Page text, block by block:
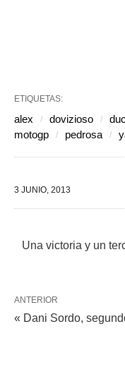
ETIQUETAS:
alex dovizioso
motogp
pedrosa
3 JUNIO, 2013
Una victoria y un
ANTERIOR
« Dani Sordo,